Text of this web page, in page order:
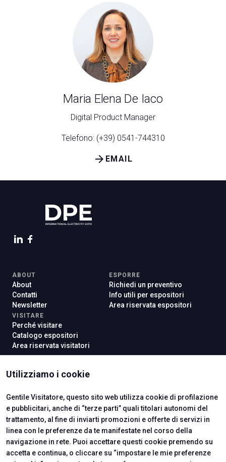
Maria Elena De Iaco
Digital Product Manager
Telefono: (+39) 0541-744310
EMAIL
arrow_forward
Utilizziamo i cookie
Gentile Visitatore, questo sito web utilizza cookie di profilazione
e pubblicitari, anche di “terze parti” quali titolari autonomi del
trattamento, al fine di inviarti promozioni e offerte di servizi in
linea con le preferenze da te manifestate nel corso della
navigazione in rete. Puoi accettare questi cookie premendo su
accetta e continua, o cliccare su “impostare le mie preferenze
ABOUT
About
Contatti
Newsletter
ESPORRE
Richiedi un preventivo
Info utili per espositori
Area riservata espositori
VISITARE
Perché visitare
Catalogo espositori
Area riservata visitatori